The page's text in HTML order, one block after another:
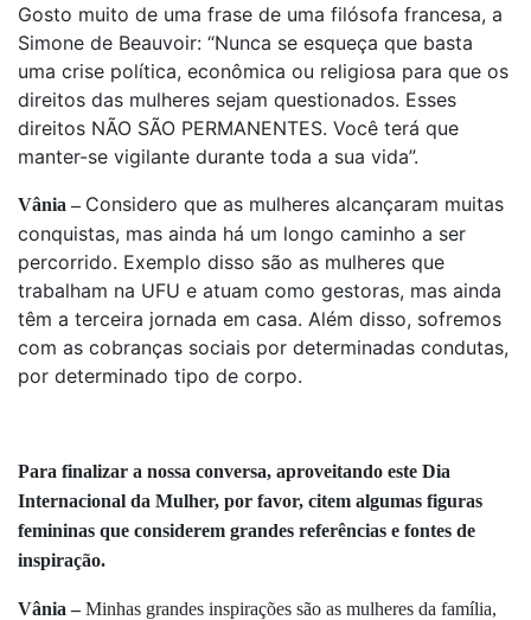
Gosto muito de uma frase de uma filósofa francesa, a
Simone de Beauvoir: “Nunca se esqueça que basta
uma crise política, econômica ou religiosa para que os
direitos das mulheres sejam questionados. Esses
direitos NÃO SÃO PERMANENTES. Você terá que
manter-se vigilante durante toda a sua vida”.
Vânia – Considero que as mulheres alcançaram muitas
conquistas, mas ainda há um longo caminho a ser
percorrido. Exemplo disso são as mulheres que
trabalham na UFU e atuam como gestoras, mas ainda
têm a terceira jornada em casa. Além disso, sofremos
com as cobranças sociais por determinadas condutas,
por determinado tipo de corpo.
Para finalizar a nossa conversa, aproveitando este Dia
Internacional da Mulher, por favor, citem algumas figuras
femininas que considerem grandes referências e fontes de
inspiração.
Vânia –Minhas grandes inspirações são as mulheres da família,